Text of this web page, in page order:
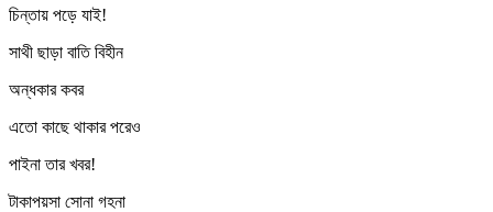
চিন্তায় পড়ে যাই!
সাথী ছাড়া বাতি বিহীন
অন্ধকার কবর
এতো কাছে থাকার পরেও
পাইনা তার খবর!
টাকাপয়সা সোনা গহনা